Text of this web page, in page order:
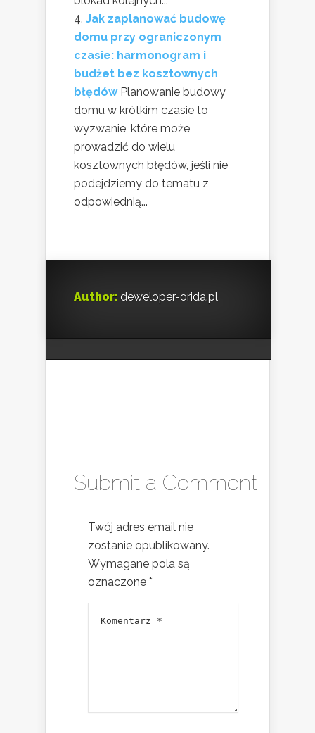
Jak zaplanować budowę
domu przy ograniczonym
czasie: harmonogram i
budżet bez kosztownych
błędów Planowanie budowy
domu w krótkim czasie to
wyzwanie, które może
prowadzić do wielu
kosztownych błędów, jeśli nie
podejdziemy do tematu z
odpowiednią...
Author: deweloper-orida.pl
Submit a Comment
Twój adres email nie
zostanie opublikowany.
Wymagane pola są
oznaczone *